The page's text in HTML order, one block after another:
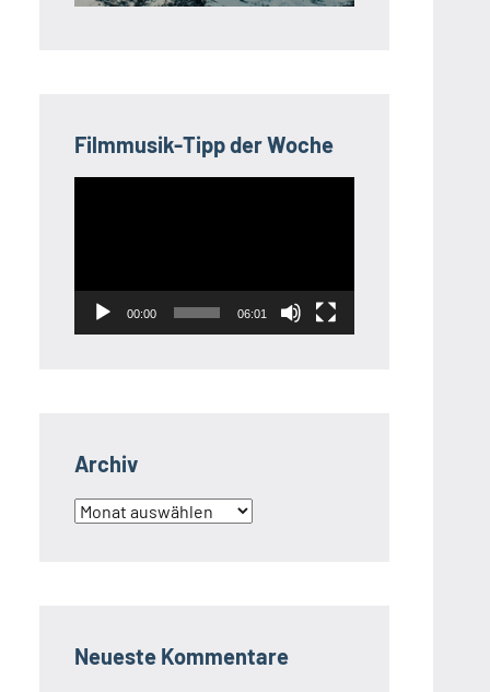
Filmmusik-Tipp der Woche
00:00 06:01
Archiv
Archiv
Neueste Kommentare